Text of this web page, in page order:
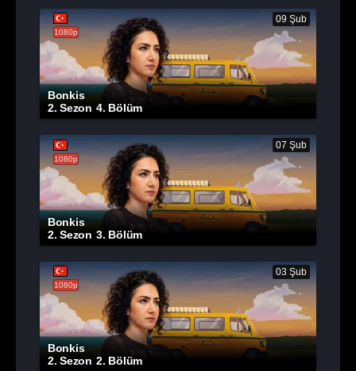
1080p
09 Şub
Bonkis
2. Sezon 4. Bölüm
1080p
07 Şub
Bonkis
2. Sezon 3. Bölüm
1080p
03 Şub
Bonkis
2. Sezon 2. Bölüm